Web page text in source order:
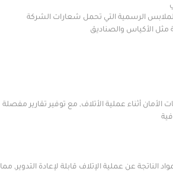
التي تحمل شعارات الشركة
والصناديق
عملية الأتلاف, مع توفير تقارير مفصلة
عملية الإتلاف قابلة لإعادة التدوير, مما